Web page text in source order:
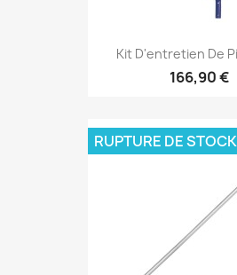
Kit D'entretien De
166,90 €
RUPTURE DE STOCK